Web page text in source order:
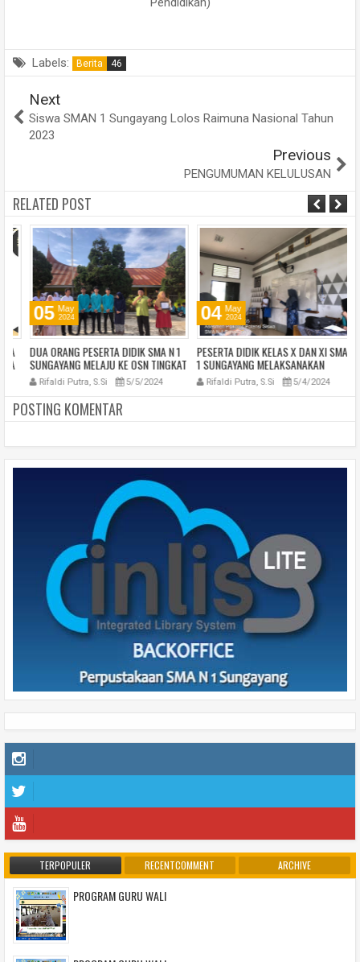
Labels: Berita 46
Next
Siswa SMAN 1 Sungayang Lolos Raimuna Nasional Tahun
2023
Previous
PENGUMUMAN KELULUSAN
RELATED POST
05 May
2024
DUA ORANG PESERTA DIDIK SMA N 1
SUNGAYANG MELAJU KE OSN TINGKAT
PROVINSI
Rifaldi Putra, S.Si 5/5/2024
04 May
2024
PESERTA DIDIK KELAS X DAN XI SMA N
1 SUNGAYANG MELAKSANAKAN
ASESMEN PSIKOTES POTENSI SISWA
(APPS)
Rifaldi Putra, S.Si 5/4/2024
POSTING KOMENTAR
TERPOPULER RECENTCOMMENT ARCHIVE
PROGRAM GURU WALI